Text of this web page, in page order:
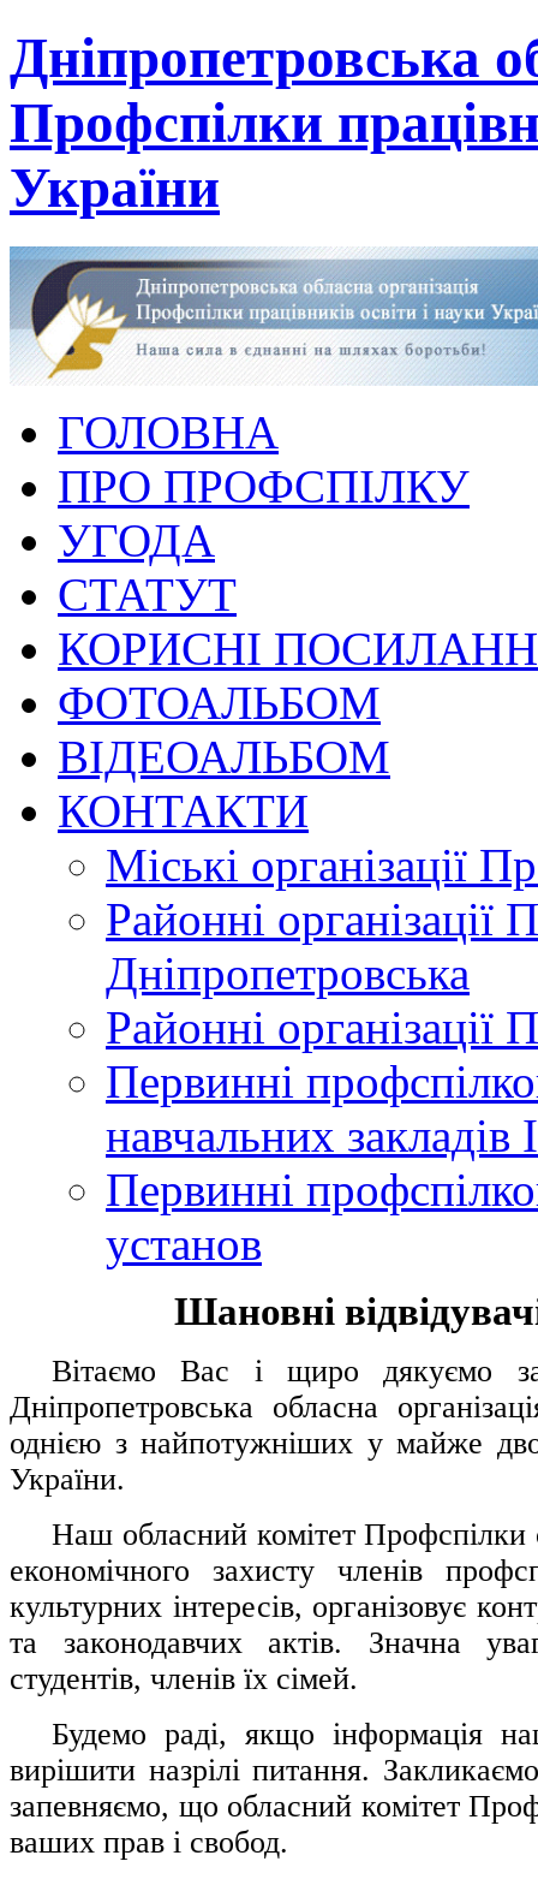
Дніпропетровська
Профспілки
України
ГОЛОВНА
ПРО ПРОФСПІЛКУ
УГОДА
СТАТУТ
КОРИСНІ
ФОТОАЛЬБОМ
ВІДЕОАЛЬБОМ
КОНТАКТИ
Міські організації
Районні організації
Дніпропетровська
Районні організації
Первинні
навчальних закладів
Первинні
установ
Шановні
Вітаємо Вас і щиро дякуємо за
Дніпропетровська обласна
однією з найпотужніших у майже
України.
Наш обласний комітет Профспілки
економічного захисту членів
культурних інтересів, організовує
та законодавчих актів. Значна
студентів, членів їх сімей.
Будемо раді, якщо інформація
вирішити назрілі питання.
запевняємо, що обласний комітет
ваших прав і свобод.